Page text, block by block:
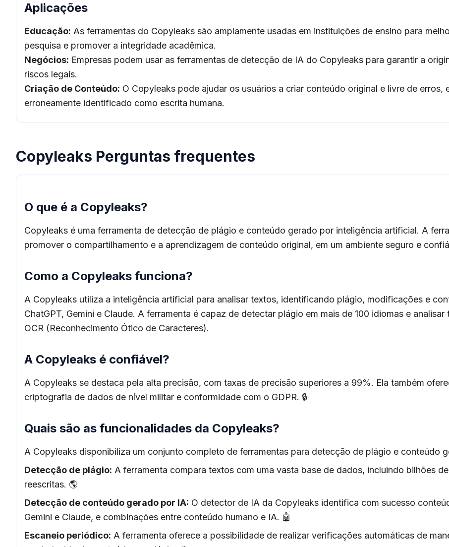
Aplicações
Educação: As ferramentas do Copyleaks são amplamente usadas em instituições de ensino para
pesquisa e promover a integridade acadêmica.
Negócios: Empresas podem usar as ferramentas de detecção de IA do Copyleaks para garantir a
riscos legais.
Criação de Conteúdo: O Copyleaks pode ajudar os usuários a criar conteúdo original e livre de
erroneamente identificado como escrita humana.
Copyleaks Perguntas frequentes
O que é a Copyleaks?
Copyleaks é uma ferramenta de detecção de plágio e conteúdo gerado por inteligência artificial. A
promover o compartilhamento e a aprendizagem de conteúdo original, em um ambiente seguro e
Como a Copyleaks funciona?
A Copyleaks utiliza a inteligência artificial para analisar textos, identificando plágio, modificações e
ChatGPT, Gemini e Claude. A ferramenta é capaz de detectar plágio em mais de 100 idiomas e
OCR (Reconhecimento Ótico de Caracteres).
A Copyleaks é confiável?
A Copyleaks se destaca pela alta precisão, com taxas de precisão superiores a 99%. Ela também
criptografia de dados de nível militar e conformidade com o GDPR. 🔒
Quais são as funcionalidades da Copyleaks?
A Copyleaks disponibiliza um conjunto completo de ferramentas para detecção de plágio e conteúdo
Detecção de plágio: A ferramenta compara textos com uma vasta base de dados, incluindo bilhões
reescritas. 🌎
Detecção de conteúdo gerado por IA: O detector de IA da Copyleaks identifica com sucesso
Gemini e Claude, e combinações entre conteúdo humano e IA. 🤖
Escaneio periódico: A ferramenta oferece a possibilidade de realizar verificações automáticas de